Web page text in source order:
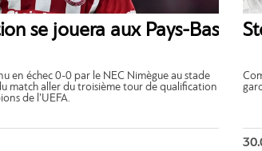
se jouera aux Pays-Bas
en échec 0-0 par le NEC Nimègue au stade
match aller du troisième tour de qualification
de l’UEFA.